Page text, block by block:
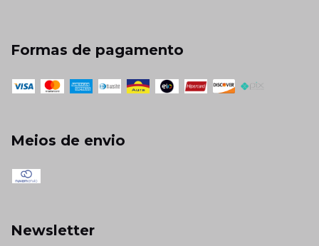
Formas de pagamento
Meios de envio
Newsletter